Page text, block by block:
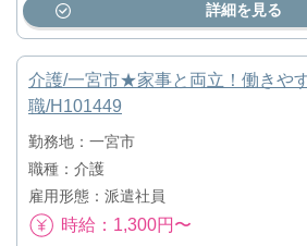
詳細を見る
介護/一宮市★家事と両立！働きや
職/H101449
勤務地：一宮市
職種：介護
雇用形態：派遣社員
時給：1,300円〜